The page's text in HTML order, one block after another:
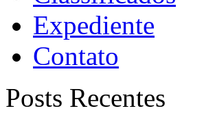
Expediente
Contato
Posts Recentes